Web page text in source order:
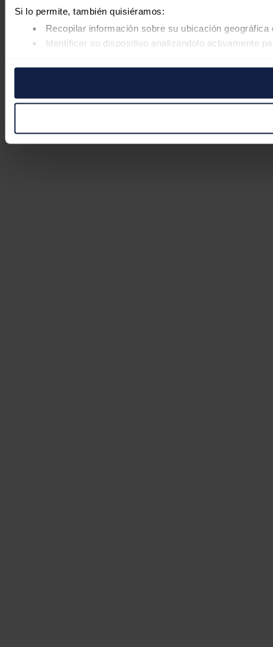
Si lo permite, también quisiéramos:
Recopilar información sobre su ubicación
Identificar su dispositivo analizándolo activamente
Las cookies de este sitio web se usan para personalizar el
pueden combinarla con otra información que les haya